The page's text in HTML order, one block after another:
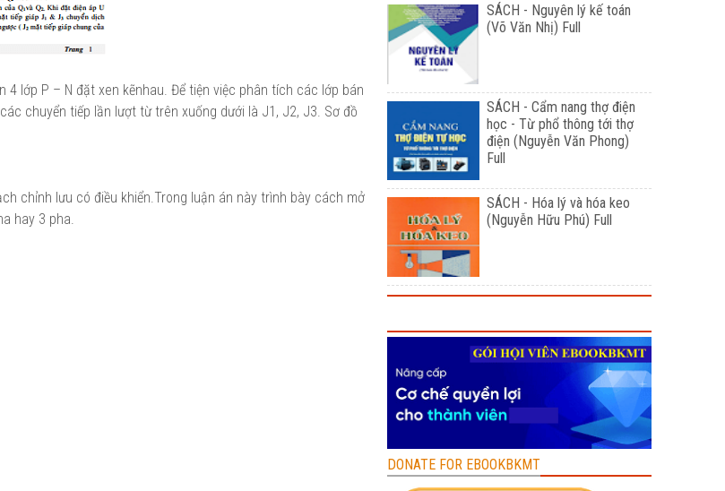
lớp P – N đặt xen kẽnhau. Để tiện việc phân tích các lớp bán
chuyển tiếp lần lượt từ trên xuống dưới là J1, J2, J3. Sơ đồ
chỉnh lưu có điều khiển.Trong luận án này trình bày cách mở
hay 3 pha.
SÁCH - Nguyên lý kế toán
(Võ Văn Nhị) Full
SÁCH - Cẩm nang thợ điện
học - Từ phổ thông tới thợ
điện (Nguyễn Văn Phong)
Full
SÁCH - Hóa lý và hóa keo
(Nguyễn Hữu Phú) Full
DONATE FOR EBOOKBKMT